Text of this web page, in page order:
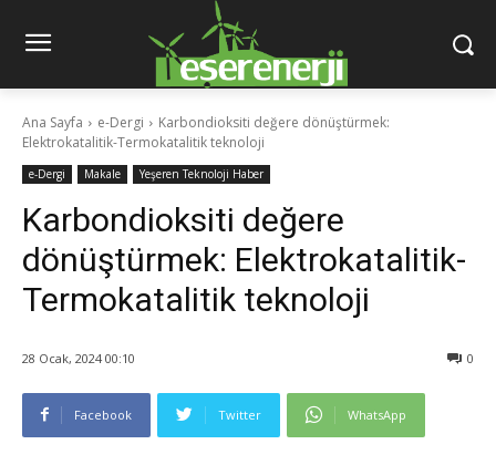
Ana Sayfa e-Dergi
Karbondioksiti değere dönüştürmek:
Elektrokatalitik-Termokatalitik teknoloji
e-Dergi Makale Yeşeren Teknoloji Haber
Karbondioksiti değere
dönüştürmek: Elektrokatalitik-
Termokatalitik teknoloji
28 Ocak, 2024 00:10 0
Facebook Twitter WhatsApp